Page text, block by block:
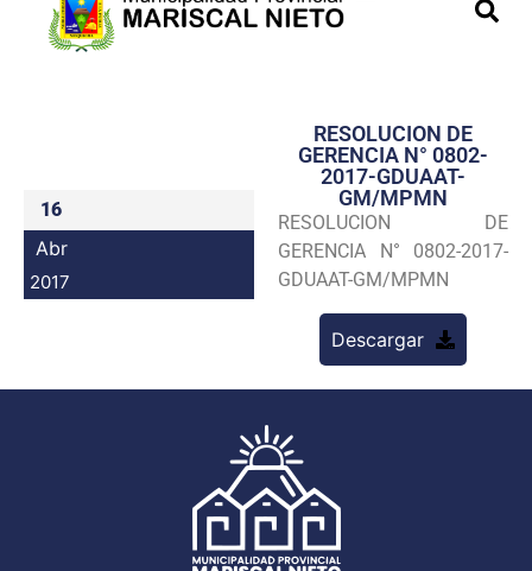
Transparencia
Seguridad
Programas
16
Abr
2017
RESOLUCION DE
GERENCIA N° 0802-
2017-GDUAAT-
GM/MPMN
RESOLUCION DE
GERENCIA N° 0802-2017-
GDUAAT-GM/MPMN
Descargar